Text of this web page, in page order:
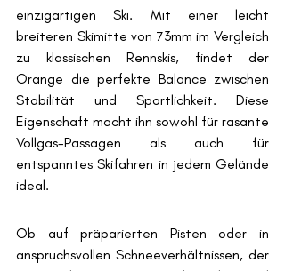
einzigartigen Ski. Mit einer leicht
breiteren Skimitte von 73mm im Vergleich
zu klassischen Rennskis, findet der
Orange die perfekte Balance zwischen
Stabilität und Sportlichkeit. Diese
Eigenschaft macht ihn sowohl für rasante
Vollgas-Passagen als auch für
entspanntes Skifahren in jedem Gelände
ideal.
Ob auf präparierten Pisten oder in
anspruchsvollen Schneeverhältnissen, der